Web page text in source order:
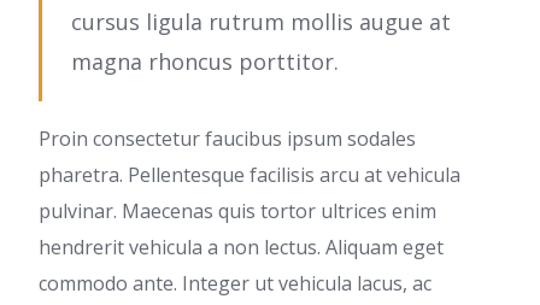
cursus ligula rutrum mollis augue at
magna rhoncus porttitor.
Proin consectetur faucibus ipsum sodales
pharetra. Pellentesque facilisis arcu at vehicula
pulvinar. Maecenas quis tortor ultrices enim
hendrerit vehicula a non lectus. Aliquam eget
commodo ante. Integer ut vehicula lacus, ac